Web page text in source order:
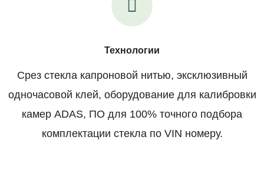
Технологии
Срез стекла капроновой нитью, эксклюзивный
одночасовой клей, оборудование для калибровки
камер ADAS, ПО для 100% точного подбора
комплектации стекла по VIN номеру.